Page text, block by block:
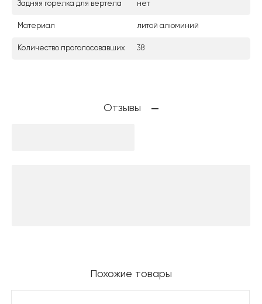
Задняя горелка для вертела нет
Материал литой алюминий
Количество проголосовавших 38
Отзывы
Похожие товары